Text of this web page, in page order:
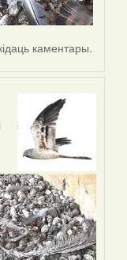
каментары.